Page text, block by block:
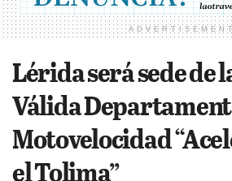
Lérida será sede de
Válida
Motovelocidad
el Tolima”